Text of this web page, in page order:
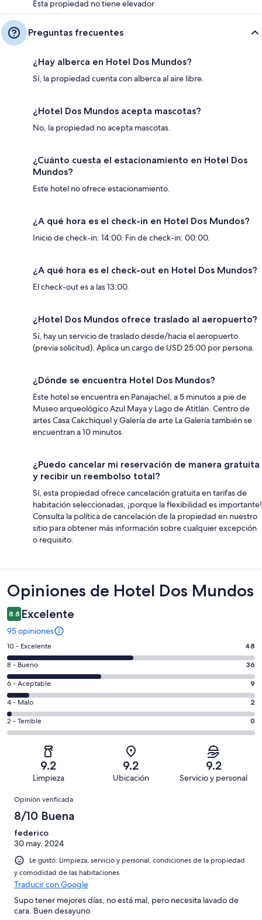
Esta propiedad no tiene elevador
Preguntas frecuentes
¿Hay alberca en Hotel Dos Mundos?
Sí, la propiedad cuenta con alberca al aire libre.
¿Hotel Dos Mundos acepta mascotas?
No, la propiedad no acepta mascotas.
¿Cuánto cuesta el estacionamiento en Hotel Dos
Mundos?
Este hotel no ofrece estacionamiento.
¿A qué hora es el check-in en Hotel Dos Mundos?
Inicio de check-in: 14:00. Fin de check-in: 00:00.
¿A qué hora es el check-out en Hotel Dos Mundos?
El check-out es a las 13:00.
¿Hotel Dos Mundos ofrece traslado al aeropuerto?
Sí, hay un servicio de traslado desde/hacia el aeropuerto
(previa solicitud). Aplica un cargo de USD 25.00 por persona.
¿Dónde se encuentra Hotel Dos Mundos?
Este hotel se encuentra en Panajachel, a 5 minutos a pie de
Museo arqueológico Azul Maya y Lago de Atitlán. Centro de
artes Casa Cakchiquel y Galería de arte La Galería también se
encuentran a 10 minutos.
¿Puedo cancelar mi reservación de manera gratuita
y recibir un reembolso total?
Sí, esta propiedad ofrece cancelación gratuita en tarifas de
habitación seleccionadas, ¡porque la flexibilidad es importante!
Consulta la política de cancelación de la propiedad en nuestro
sitio para obtener más información sobre cualquier excepción
o requisito.
Opiniones
Opiniones de Hotel Dos Mundos
8.8 Excelente
95 opiniones
Puntuación
de
10,
es
decir,
Excelente.
Basada
en
opiniones
10 - Excelente 48
Puntuación
de
8,
es
decir,
Bueno.
opiniones
8 - Bueno 36
Puntuación
de
6,
es
decir,
Aceptable.
de
opiniones
6 - Aceptable 9
Puntuación
de
4,
Basada
de
opiniones
4 - Malo 2
Puntuación
de
Terrible.
Basada
de
95
opiniones
2 - Terrible 0
9.2
Limpieza
9.2
Ubicación
9.2
Servicio y personal
Opiniones
Opinión verificada
8/10 Buena
federico
30 may. 2024
Le gustó: Limpieza, servicio y personal, condiciones de la propiedad
y comodidad de las habitaciones
Traducir con Google
Supo tener mejores días, no está mal, pero necesita lavado de
cara. Buen desayuno.